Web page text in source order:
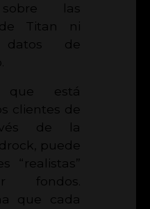
sobre las
de Titan ni
de
que está
clientes de
de la
puede
“realistas”
fondos.
que cada